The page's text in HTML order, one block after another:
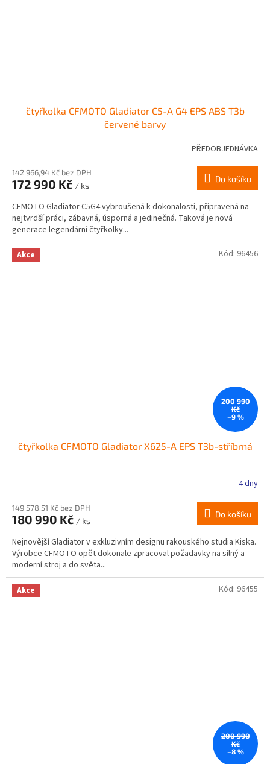
čtyřkolka CFMOTO Gladiator C5-A G4 EPS ABS T3b
červené barvy
PŘEDOBJEDNÁVKA
142 966,94 Kč bez DPH
172 990 Kč / ks
Do košíku
CFMOTO Gladiator C5G4 vybroušená k dokonalosti, připravená na
nejtvrdší práci, zábavná, úsporná a jedinečná. Taková je nová
generace legendární čtyřkolky...
Akce
200 990
Kč
–9 %
čtyřkolka CFMOTO Gladiator X625-A EPS T3b-stříbrná
4 dny
149 578,51 Kč bez DPH
180 990 Kč / ks
Do košíku
Nejnovější Gladiator v exkluzivním designu rakouského studia Kiska.
Výrobce CFMOTO opět dokonale zpracoval požadavky na silný a
moderní stroj a do světa...
Kód: 96456
Akce
200 990
Kč
–8 %
Kód: 96455